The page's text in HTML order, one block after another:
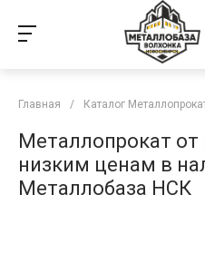
Главная / Каталог
Металлопрокат от
низким ценам в
Металлобаза НСК